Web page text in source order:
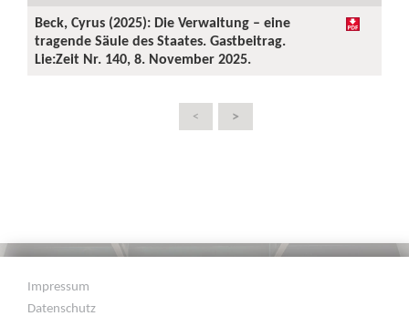
Beck, Cyrus (2025): Die Verwaltung – eine
tragende Säule des Staates. Gastbeitrag.
Lie:Zeit Nr. 140, 8. November 2025.
< >
Impressum
Datenschutz